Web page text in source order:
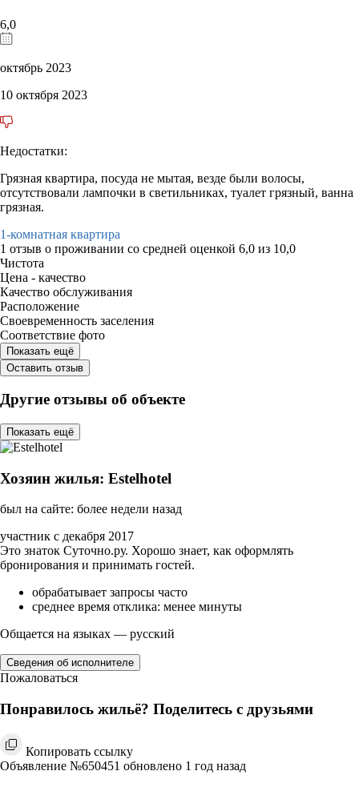
6,0
октябрь 2023
10 октября 2023
Недостатки:
Грязная квартира, посуда не мытая, везде были волосы,
отсутствовали лампочки в светильниках, туалет грязный, ванна
грязная.
1-комнатная квартира
1 отзыв о проживании со средней оценкой 6,0 из 10,0
Чистота
Цена - качество
Качество обслуживания
Расположение
Своевременность заселения
Соответствие фото
Показать ещё
Оставить отзыв
Другие отзывы об объекте
Показать ещё
Хозяин жилья: Estelhotel
был на сайте: более недели назад
участник с декабря 2017
Это знаток Суточно.ру. Хорошо знает, как оформлять
бронирования и принимать гостей.
обрабатывает запросы часто
среднее время отклика: менее минуты
Общается на языках — русский
Сведения об исполнителе
Пожаловаться
Понравилось жильё? Поделитесь с друзьями
Копировать ссылку
Объявление №650451 обновлено 1 год назад